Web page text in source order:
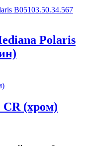
Polaris
CR (хром)